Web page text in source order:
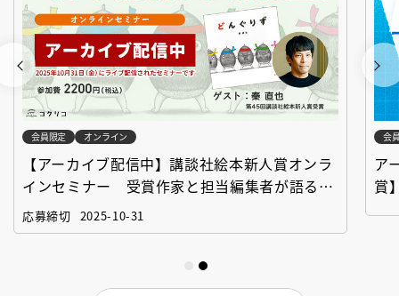
会員限定 オンライン
【アーカイブ配信中】講談社絵本新人賞オンラ
インセミナー 受賞作家と担当編集者が語る
「絵本創作実践講座」
応募締切 2025-10-31
会
ア
賞